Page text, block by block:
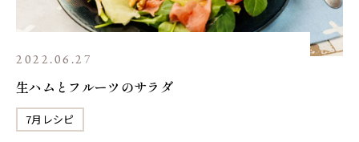
2022.06.27
生ハムとフルーツのサラダ
7月レシピ